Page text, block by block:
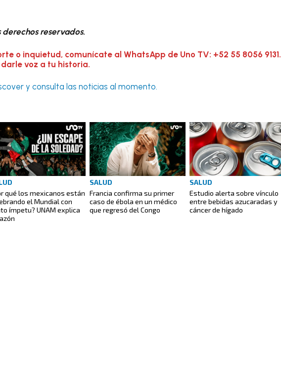
reservados.
o inquietud, comunícate al WhatsApp de Uno TV: +52 55 8056 9131.
voz a tu historia.
y consulta las noticias al momento.
qué los mexicanos están
el Mundial con
ímpetu? UNAM explica
SALUD
Francia confirma su primer
caso de ébola en un médico
que regresó del Congo
SALUD
Estudio alerta sobre vínculo
entre bebidas azucaradas y
cáncer de hígado